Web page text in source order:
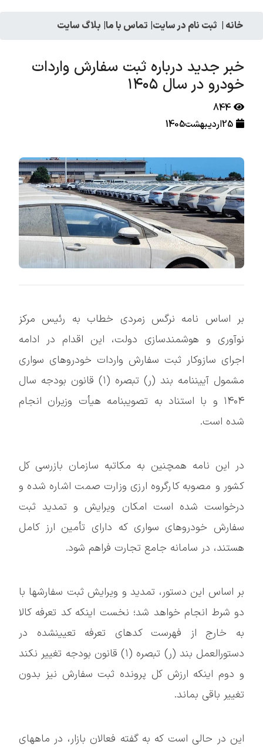
خانه | ثبت نام در سایت| تماس با ما| بلاگ سایت
خبر جدید درباره ثبت سفارش واردات
خودرو در سال ۱۴۰۵
844
25اردیبهشت1405
بر اساس نامه نرگس زمردی خطاب به رئیس مرکز
نوآوری و هوشمندسازی دولت، این اقدام در ادامه
اجرای سازوکار ثبت سفارش واردات خودروهای سواری
مشمول آییننامه بند (ر) تبصره (۱) قانون بودجه سال
۱۴۰۴ و با استناد به تصویبنامه هیأت وزیران انجام
شده است.
در این نامه همچنین به مکاتبه سازمان بازرسی کل
کشور و مصوبه کارگروه ارزی وزارت صمت اشاره شده و
درخواست شده است امکان ویرایش و تمدید ثبت
سفارش خودروهای سواری که دارای تأمین ارز کامل
هستند، در سامانه جامع تجارت فراهم شود.
بر اساس این دستور، تمدید و ویرایش ثبت سفارشها با
دو شرط انجام خواهد شد؛ نخست اینکه کد تعرفه کالا
به خارج از فهرست کدهای تعرفه تعیینشده در
دستورالعمل بند (ر) تبصره (۱) قانون بودجه تغییر نکند
و دوم اینکه ارزش کل پرونده ثبت سفارش نیز بدون
تغییر باقی بماند.
این در حالی است که به گفته فعالان بازار، در ماههای